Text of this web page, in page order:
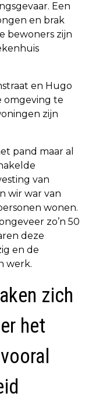
Een
en brak
bewoners zijn
en Hugo
omgeving te
zijn
pand maar al
van
wir war van
wonen.
zo’n 50
deze
en de
werk.
zich
het